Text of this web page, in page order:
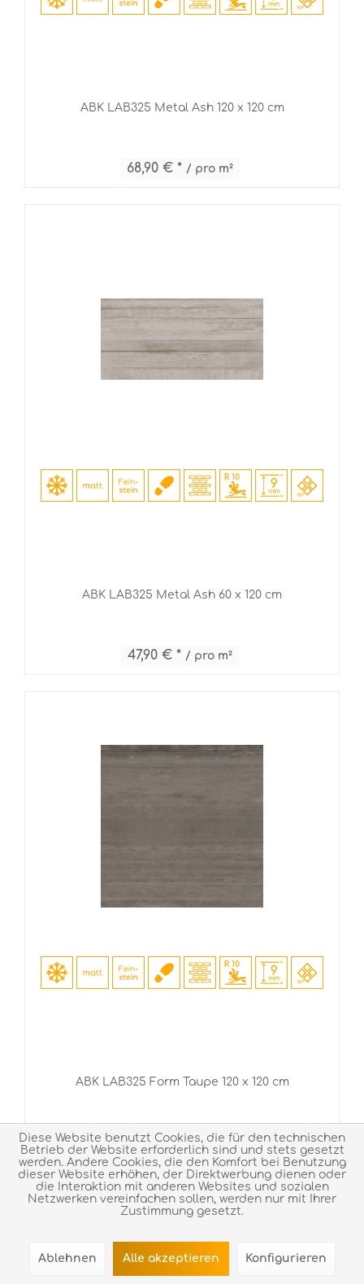
ABK LAB325 Metal Ash 120 x 120 cm
68,90 € * / pro m²
ABK LAB325 Metal Ash 60 x 120 cm
47,90 € * / pro m²
ABK LAB325 Form Taupe 120 x 120 cm
68,90 € */ pro m²
Diese Website benutzt Cookies, die für den technischen
Betrieb der Website erforderlich sind und stets gesetzt
werden. Andere Cookies, die den Komfort bei Benutzung
dieser Website erhöhen, der Direktwerbung dienen oder
die Interaktion mit anderen Websites und sozialen
Netzwerken vereinfachen sollen, werden nur mit Ihrer
Zustimmung gesetzt.
Ablehnen Alle akzeptieren Konfigurieren